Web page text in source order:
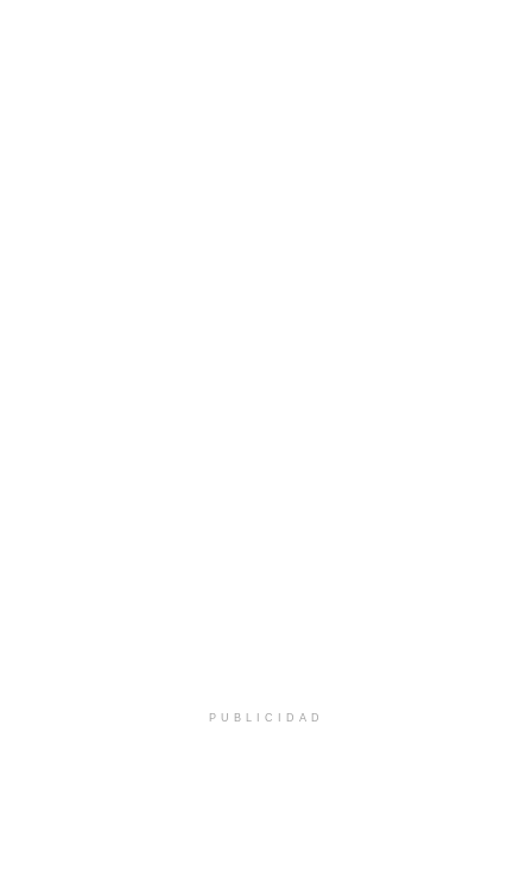
PUBLICIDAD